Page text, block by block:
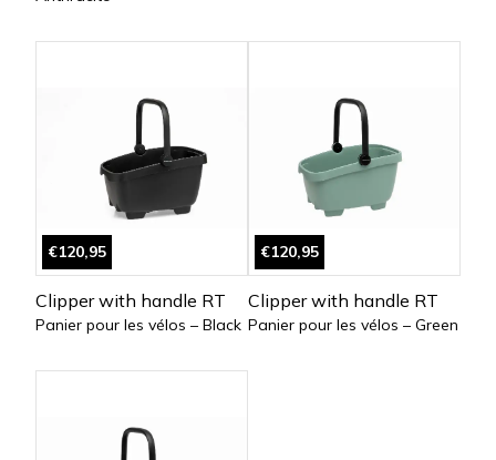
€120,95
Clipper with handle RT
Panier pour les vélos – Black
€120,95
Clipper with handle RT
Panier pour les vélos – Green